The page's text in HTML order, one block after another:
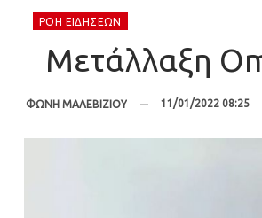
ΡΟΉ ΕΙΔΉΣΕΩΝ
Μετάλλαξη
ΦΩΝΗ ΜΑΛΕΒΙΖΙΟΥ 11/01/2022 08:25